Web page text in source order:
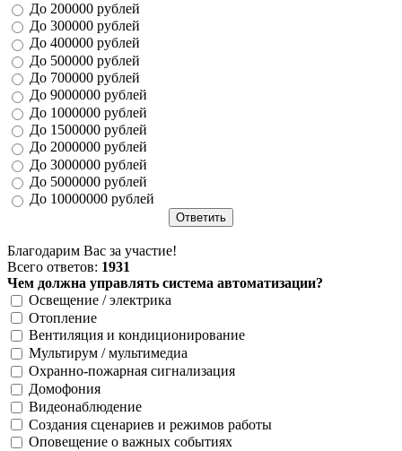
До 200000 рублей
До 300000 рублей
До 400000 рублей
До 500000 рублей
До 700000 рублей
До 9000000 рублей
До 1000000 рублей
До 1500000 рублей
До 2000000 рублей
До 3000000 рублей
До 5000000 рублей
До 10000000 рублей
Благодарим Вас за участие!
Всего ответов: 1931
Чем должна управлять система автоматизации?
Освещение / электрика
Отопление
Вентиляция и кондиционирование
Мультирум / мультимедиа
Охранно-пожарная сигнализация
Домофония
Видеонаблюдение
Создания сценариев и режимов работы
Оповещение о важных событиях